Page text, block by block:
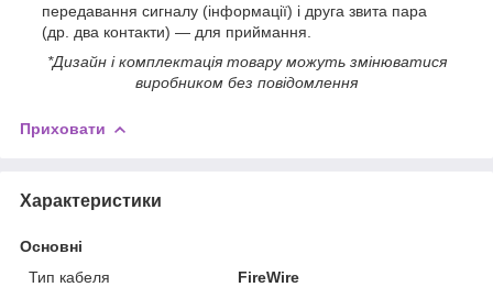
передавання сигналу (інформації) і друга звита пара
(др. два контакти) — для приймання.
*Дизайн і комплектація товару можуть змінюватися
виробником без повідомлення
Приховати
Характеристики
Основні
Тип кабеля
FireWire